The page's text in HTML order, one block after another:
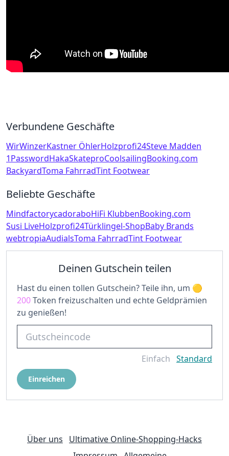
Verbundene Geschäfte
WirWinzerKastner ÖhlerHolzprofi24Steve Madden
1PasswordHakaSkateproCoolsailingBooking.com
BackyardToma FahrradTint Footwear
Beliebte Geschäfte
MindfactorycadoraboHiFi KlubbenBooking.com
Susi LiveHolzprofi24Türklingel-ShopBaby Brands
webtropiaAudialsToma FahrradTint Footwear
Deinen Gutschein teilen
Hast du einen tollen Gutschein? Teile ihn, um
200Token freizuschalten und echte Geldprämien
zu genießen!
Einfach Standard
Einreichen
Über uns
Ultimative Online-Shopping-Hacks